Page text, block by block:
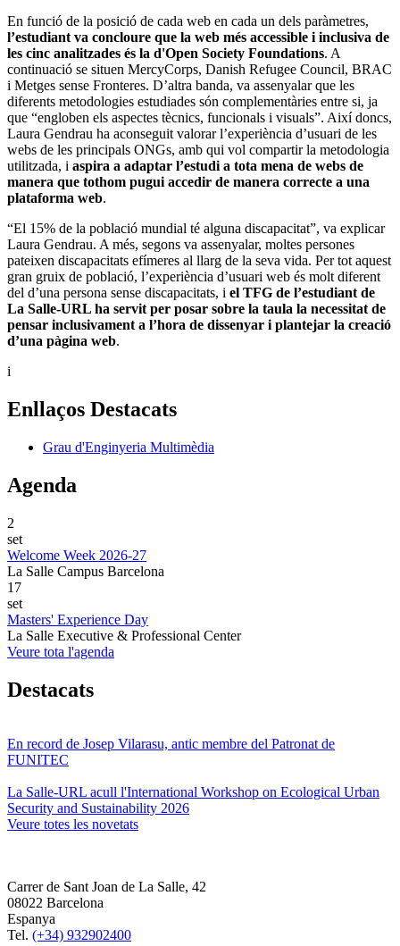
En funció de la posició de cada web en cada un dels paràmetres,
l’estudiant va concloure que la web més accessible i inclusiva de
les cinc analitzades és la d'Open Society Foundations. A
continuació se situen MercyCorps, Danish Refugee Council, BRAC
i Metges sense Fronteres. D’altra banda, va assenyalar que les
diferents metodologies estudiades són complementàries entre si, ja
que “engloben els aspectes tècnics, funcionals i visuals”. Així doncs,
Laura Gendrau ha aconseguit valorar l’experiència d’usuari de les
webs de les principals ONGs, amb qui vol compartir la metodologia
utilitzada, i aspira a adaptar l’estudi a tota mena de webs de
manera que tothom pugui accedir de manera correcte a una
plataforma web.
“El 15% de la població mundial té alguna discapacitat”, va explicar
Laura Gendrau. A més, segons va assenyalar, moltes persones
pateixen discapacitats efímeres al llarg de la seva vida. Per tot aquest
gran gruix de població, l’experiència d’usuari web és molt diferent
del d’una persona sense discapacitats, i el TFG de l’estudiant de
La Salle-URL ha servit per posar sobre la taula la necessitat de
pensar inclusivament a l’hora de dissenyar i plantejar la creació
d’una pàgina web.
i
Enllaços Destacats
Grau d'Enginyeria Multimèdia
Agenda
2
set
Welcome Week 2026-27
La Salle Campus Barcelona
17
set
Masters' Experience Day
La Salle Executive & Professional Center
Veure tota l'agenda
Destacats
En record de Josep Vilarasu, antic membre del Patronat de
FUNITEC
La Salle-URL acull l'International Workshop on Ecological Urban
Security and Sustainability 2026
Veure totes les novetats
Carrer de Sant Joan de La Salle, 42
08022 Barcelona
Espanya
Tel. (+34) 932902400